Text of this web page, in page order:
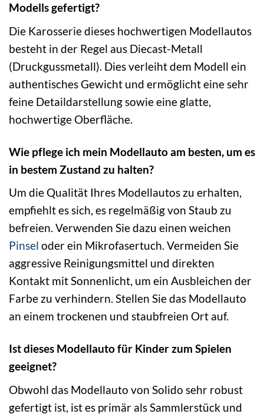
Modells gefertigt?
Die Karosserie dieses hochwertigen Modellautos
besteht in der Regel aus Diecast-Metall
(Druckgussmetall). Dies verleiht dem Modell ein
authentisches Gewicht und ermöglicht eine sehr
feine Detaildarstellung sowie eine glatte,
hochwertige Oberfläche.
Wie pflege ich mein Modellauto am besten, um es
in bestem Zustand zu halten?
Um die Qualität Ihres Modellautos zu erhalten,
empfiehlt es sich, es regelmäßig von Staub zu
befreien. Verwenden Sie dazu einen weichen
Pinsel oder ein Mikrofasertuch. Vermeiden Sie
aggressive Reinigungsmittel und direkten
Kontakt mit Sonnenlicht, um ein Ausbleichen der
Farbe zu verhindern. Stellen Sie das Modellauto
an einem trockenen und staubfreien Ort auf.
Ist dieses Modellauto für Kinder zum Spielen
geeignet?
Obwohl das Modellauto von Solido sehr robust
gefertigt ist, ist es primär als Sammlerstück und